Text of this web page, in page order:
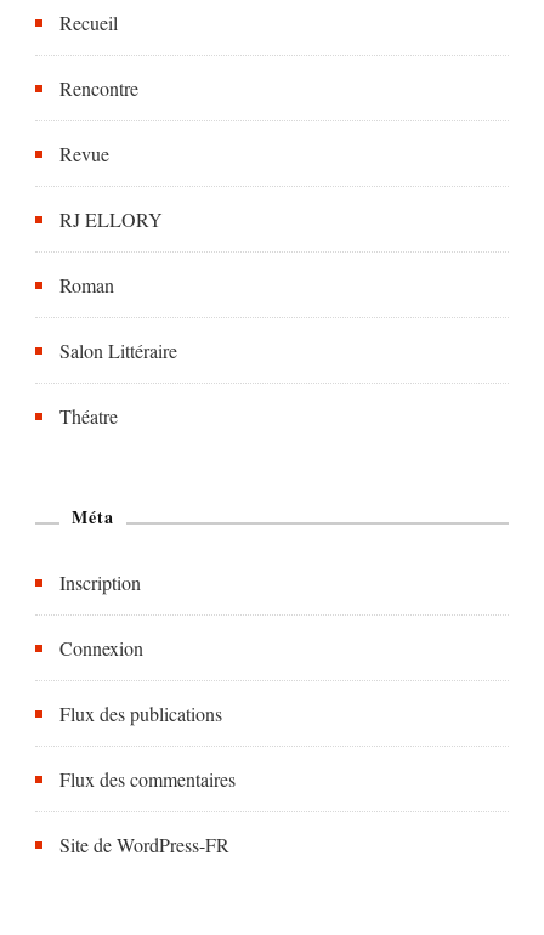
Recueil
Rencontre
Revue
RJ ELLORY
Roman
Salon Littéraire
Théatre
Méta
Inscription
Connexion
Flux des publications
Flux des commentaires
Site de WordPress-FR